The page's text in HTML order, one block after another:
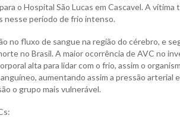
o Hospital São Lucas em Cascavel. A vítima
nesse período de frio intenso.
no fluxo de sangue na região do cérebro, e
no Brasil. A maior ocorrência de AVC no
alta para lidar com o frio, assim o
aumentando assim a pressão
o grupo mais vulnerável.